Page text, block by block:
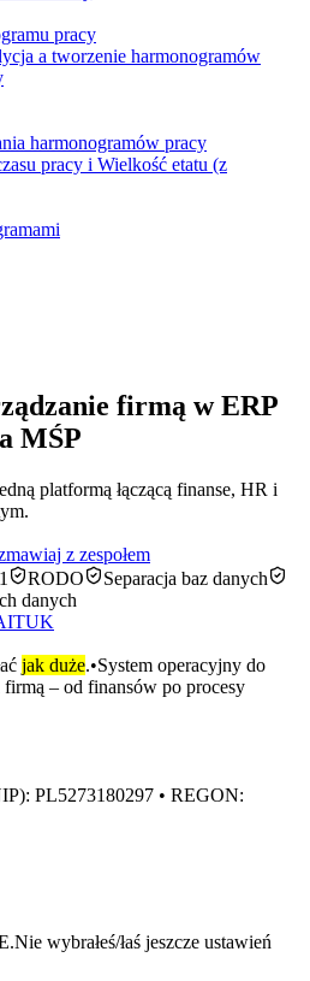
pracy
a tworzenie harmonogramów
harmonogramów pracy
pracy i Wielkość etatu (z
firmą w ERP
MŚP
platformą łączącą finanse, HR i
z zespołem
RODO
Separacja baz danych
danych
ITUK
jak duże.•System operacyjny do
– od finansów po procesy
PL5273180297 • REGON:
Nie wybrałeś/łaś jeszcze ustawień